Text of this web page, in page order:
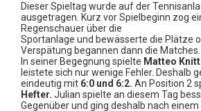
Dieser Spieltag wurde auf der
ausgetragen. Kurz vor Spielbeginn zog
Regenschauer über die
Sportanlage und bewässerte die Plätze
Verspätung begannen dann die Matches.
In seiner Begegnung spielte Matteo
leistete sich nur wenige Fehler. Deshalb
eindeutig mit 6:0 und 6:2. An Position 2
Hefter. Julian spielte an diesem Tag
Gegenüber und ging deshalb nach einem